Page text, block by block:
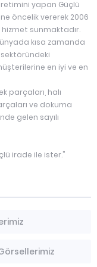
yapan Güçlü
öncelik vererek 2006
sunmaktadır.
kısa zamanda
en iyi ve en
parçaları, halı
ve dokuma
gelen sayılı
irade ile ister."